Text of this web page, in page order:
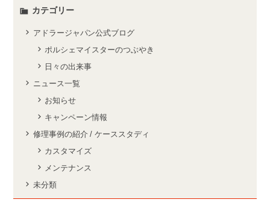
カテゴリー
アドラージャパン公式ブログ
ポルシェマイスターのつぶやき
日々の出来事
ニュース一覧
お知らせ
キャンペーン情報
修理事例の紹介 / ケーススタディ
カスタマイズ
メンテナンス
未分類